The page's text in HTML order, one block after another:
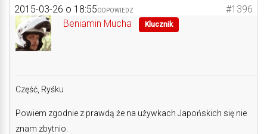
2015-03-26 o 18:55 #1396
ODPOWIEDZ
Beniamin Mucha Klucznik
Część, Ryśku
Powiem zgodnie z prawdą że na używkach Japońskich się nie
znam zbytnio.